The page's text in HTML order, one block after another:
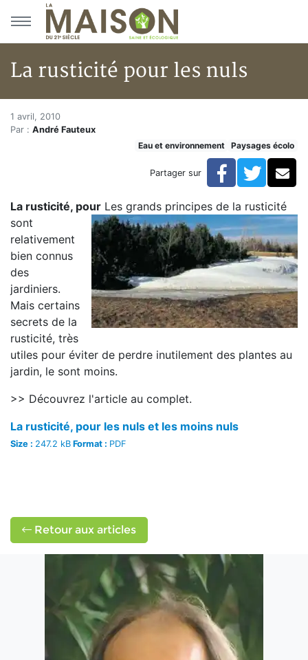
Aller au menu principal
Aller au contenu principal
La rusticité pour les nuls
Accueil
Articles
Eau et environnement
La rusticité pour les nuls
1 avril, 2010
Par : André Fauteux
Eau et environnement
Paysages écolo
Partager sur Facebook
La rusticité, pour Les grands principes de la rusticité
sont
relativement
bien connus
des
jardiniers.
Mais certains
secrets de la
rusticité, très
utiles pour éviter de perdre inutilement des plantes au
jardin, le sont moins.
>> Découvrez l'article au complet.
La rusticité, pour les nuls et les moins nuls
Size : 247.2 kB Format : PDF
Retour aux articles